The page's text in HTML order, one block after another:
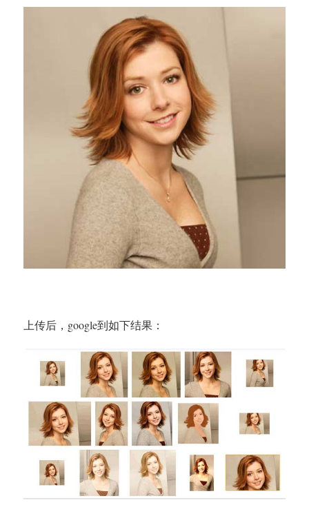
上传后，google到如下结果：